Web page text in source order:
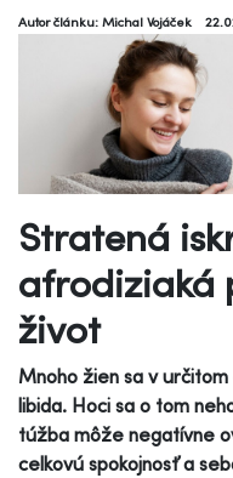
Autor článku: Michal Vojáček
Stratená
afrodiziaká
život
Mnoho žien sa v
libida. Hoci sa o tom
túžba môže negatívne
celkovú spokojnosť a